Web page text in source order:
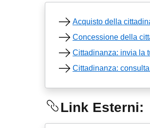
Acquisto della
Concessione della
Cittadinanza: invia la
Cittadinanza:
Link Esterni: